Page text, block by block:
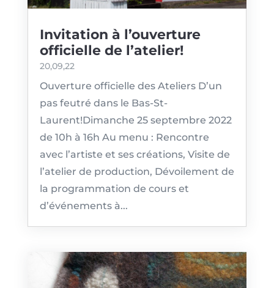
Invitation à l’ouverture
officielle de l’atelier!
20,09,22
Ouverture officielle des Ateliers D’un
pas feutré dans le Bas-St-
Laurent!Dimanche 25 septembre 2022
de 10h à 16h Au menu : Rencontre
avec l’artiste et ses créations, Visite de
l’atelier de production, Dévoilement de
la programmation de cours et
d’événements à...